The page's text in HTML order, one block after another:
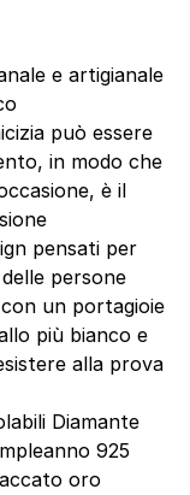
e artigianale
può essere
in modo che
è il
pensati per
persone
un portagioie
più bianco e
alla prova
Diamante
925
oro